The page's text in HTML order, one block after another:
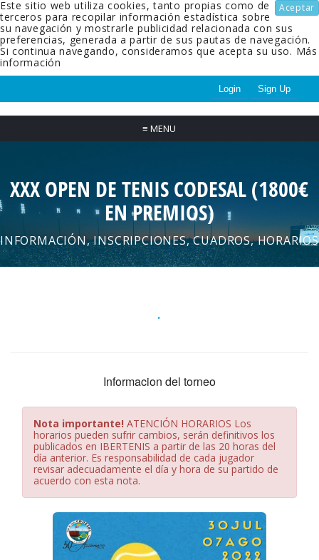
Aceptar
Este sitio web utiliza cookies, tanto propias como de
terceros para recopilar información estadística sobre
su navegación y mostrarle publicidad relacionada con sus
preferencias, generada a partir de sus pautas de navegación.
Si continua navegando, consideramos que acepta su uso. Más
información
Login Sign Up
≡ MENU
XXX OPEN DE TENIS CODESAL (1800€
EN PREMIOS)
INFORMACIÓN, INSCRIPCIONES, CUADROS, HORARIOS
.
Informacion del torneo
Nota importante! ATENCIÓN HORARIOS Los
horarios pueden sufrir cambios, serán definitivos los
publicados en IBERTENIS a partir de las 20 horas del
día anterior. Es responsabilidad de cada jugador
revisar adecuadamente el día y hora de su partido de
acuerdo con esta nota.